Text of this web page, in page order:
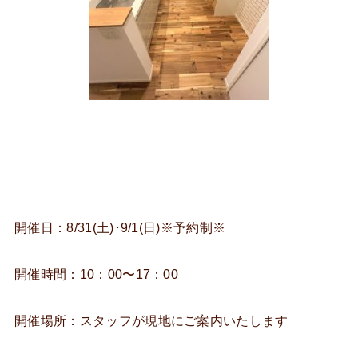
開催日：8/31(土)･9/1(日)※予約制※
開催時間：10：00〜17：00
開催場所：スタッフが現地にご案内いたします